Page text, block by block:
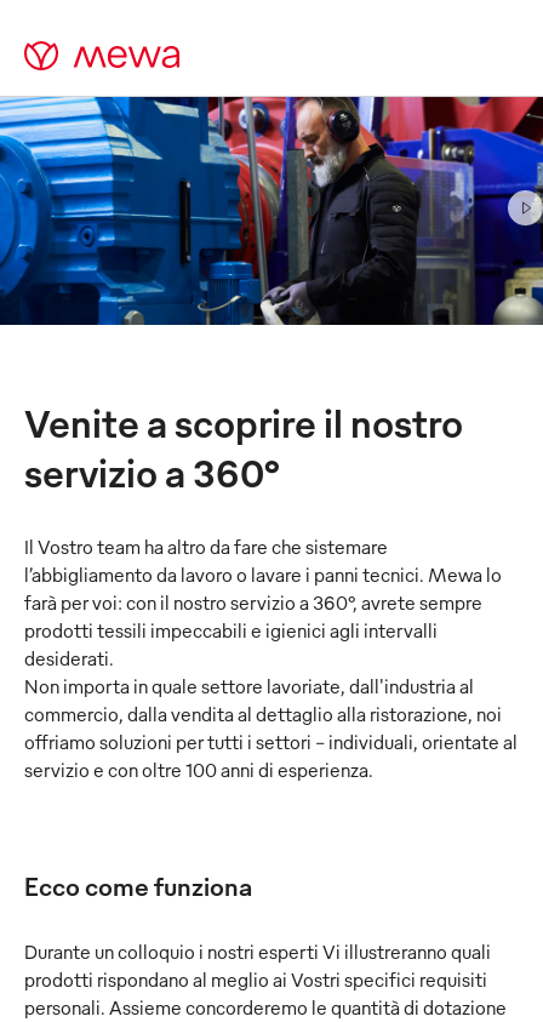
Abbigliamento da lavoro e
panni tecnici conservizio a
360°
Sostenibile per principio
Venite a scoprire il nostro
servizio a 360°
Il Vostro team ha altro da fare che sistemare
l’abbigliamento da lavoro o lavare i panni tecnici. Mewa lo
farà per voi: con il nostro servizio a 360°, avrete sempre
prodotti tessili impeccabili e igienici agli intervalli
desiderati.
Non importa in quale settore lavoriate, dall'industria al
commercio, dalla vendita al dettaglio alla ristorazione, noi
offriamo soluzioni per tutti i settori - individuali, orientate al
servizio e con oltre 100 anni di esperienza.
Ecco come funziona
Durante un colloquio i nostri esperti Vi illustreranno quali
prodotti rispondano al meglio ai Vostri specifici requisiti
personali. Assieme concorderemo le quantità di dotazione